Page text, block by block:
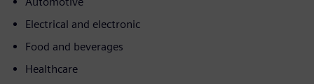
Electrical and electronic
Food and beverages
Healthcare